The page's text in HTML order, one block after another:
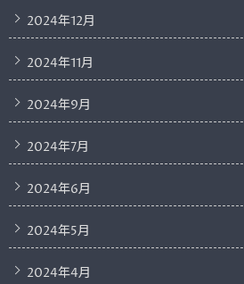
2024年12月
2024年11月
2024年9月
2024年7月
2024年6月
2024年5月
2024年4月